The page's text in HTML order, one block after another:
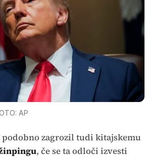
AP
zagrozil tudi kitajskemu
, če se ta odloči izvesti